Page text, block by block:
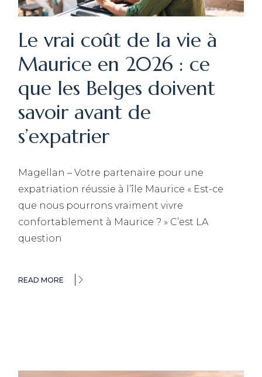
Le vrai coût de la vie à
Maurice en 2026 : ce
que les Belges doivent
savoir avant de
s’expatrier
Magellan – Votre partenaire pour une
expatriation réussie à l’île Maurice « Est-ce
que nous pourrons vraiment vivre
confortablement à Maurice ? » C’est LA
question
READ MORE